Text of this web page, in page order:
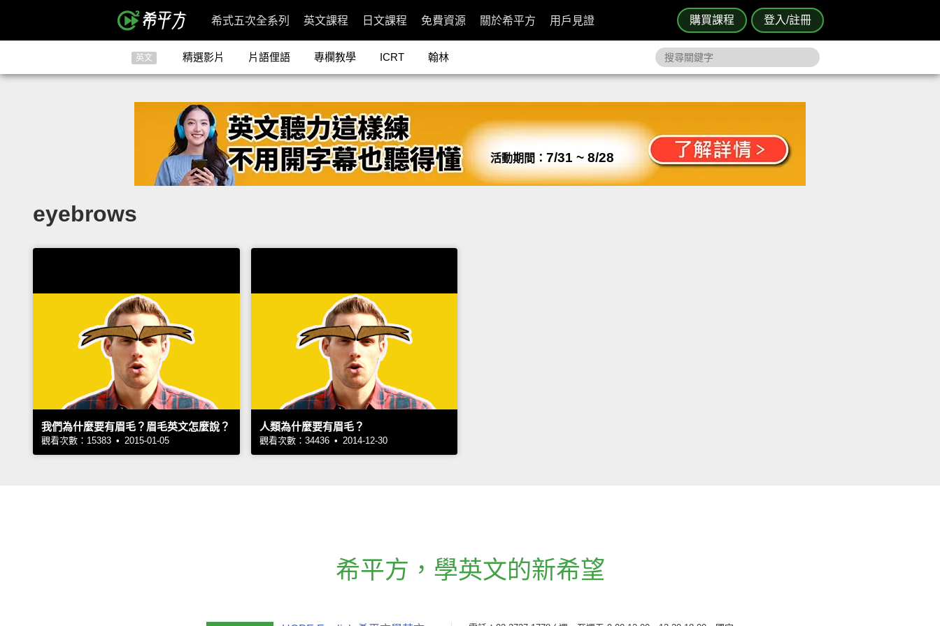
購買課程 登入/註冊
希式五次全系列 英文課程 日文課程 免費資源 關於希平方 用戶見證
英文 精選影片 片語俚語 專欄教學 ICRT 翰林
活動期間： 7/31 ~ 8/28
eyebrows
我們為什麼要有眉毛？眉毛英文怎麼說？
觀看次數：15383 • 2015-01-05
人類為什麼要有眉毛？
觀看次數：34436 • 2014-12-30
希平方 ， 學英文的新希望